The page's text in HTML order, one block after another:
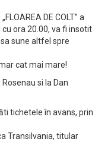
DE COLT” a
ora 20.00, va fi insotit
sune altfel spre
cat mai mare!
si la Dan
tichetele în avans, prin
Transilvania, titular